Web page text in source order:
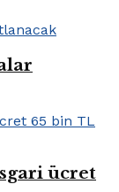
ücret